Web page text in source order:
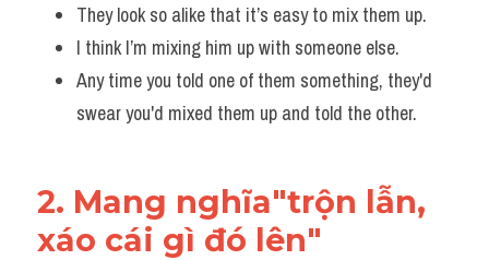
They look so alike that it’s easy to mix them up.
I think I’m mixing him up with someone else.
Any time you told one of them something, they'd
swear you'd mixed them up and told the other.
2. Mang nghĩa"trộn lẫn,
xáo cái gì đó lên"